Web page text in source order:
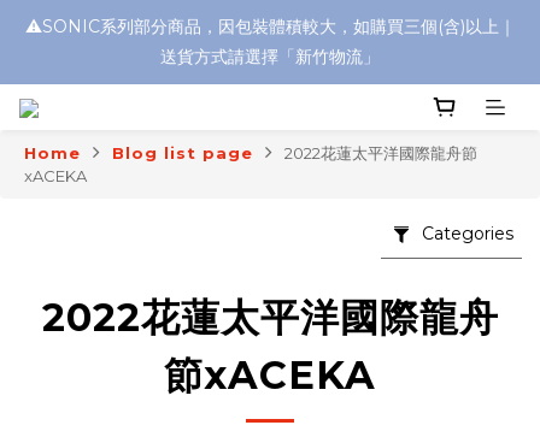
浮水太陽眼鏡🌊 全面升級新上市🎉
⚠️SONIC系列部分商品，因包裝體積較大，如購買三個(含)以上｜
送貨方式請選擇「新竹物流」
Home Blog list page
2022花蓮太平洋國際龍舟節
xACEKA
Categories
2022花蓮太平洋國際龍舟
節xACEKA